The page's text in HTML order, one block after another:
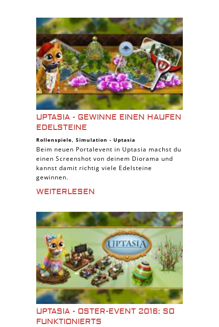
UPTASIA - GEWINNE EINEN HAUFEN
EDELSTEINE
Rollenspiele, Simulation - Uptasia
Beim neuen Portalevent in Uptasia machst du
einen Screenshot von deinem Diorama und
kannst damit richtig viele Edelsteine
gewinnen.
WEITERLESEN
UPTASIA - OSTER-EVENT 2016: SO
FUNKTIONIERTS